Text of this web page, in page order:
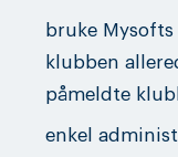
bruke
klubben
påmeldte
enkel